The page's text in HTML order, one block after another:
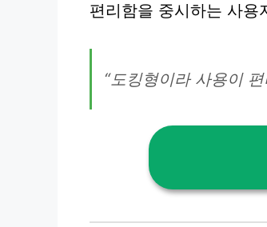
편리함을 중시하는 사용
“도킹형이라 사용이